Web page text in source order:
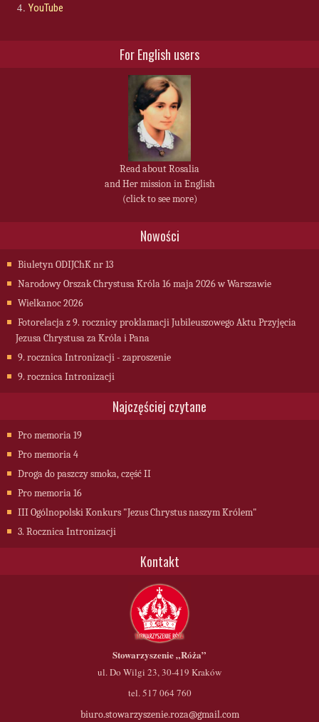
YouTube
For English users
Read about Rosalia
and Her mission in English
(click to see more)
Nowości
Biuletyn ODIJChK nr 13
Narodowy Orszak Chrystusa Króla 16 maja 2026 w Warszawie
Wielkanoc 2026
Fotorelacja z 9. rocznicy proklamacji Jubileuszowego Aktu Przyjęcia
Jezusa Chrystusa za Króla i Pana
9. rocznica Intronizacji - zaproszenie
9. rocznica Intronizacji
Najczęściej czytane
Pro memoria 19
Pro memoria 4
Droga do paszczy smoka, część II
Pro memoria 16
III Ogólnopolski Konkurs "Jezus Chrystus naszym Królem"
3. Rocznica Intronizacji
Kontakt
Stowarzyszenie„Róża”
ul. Do Wilgi 23, 30-419 Kraków
tel. 517 064 760
biuro.stowarzyszenie.roza@gmail.com